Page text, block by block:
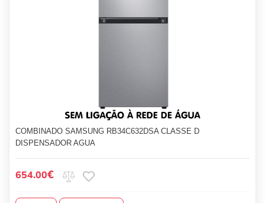
COMBINADO SAMSUNG RB34C632DSA CLASSE D
DISPENSADOR AGUA
654.00€